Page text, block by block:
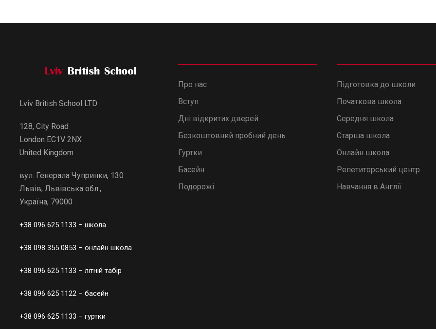
n
a
i
v
e
Lviv British School LTD
128, City Road
London EC1V 2NX
United Kingdom
вул. Генерала Чупринки, 130
Львів, Львівська обл.,
Україна, 79000
+38 096 625 1133 – школа
+38 098 355 0853 – онлайн школа
+38 096 625 1133 – літній табір
+38 096 625 1122 – басейн
+38 096 625 1133 – гуртки
Про нас
Вступ
Дні відкритих дверей
Безкоштовний пробний день
Гуртки
Басейн
Подорожі
Підготовка до школи
Початкова школа
Середня школа
Старша школа
Онлайн школа
Репетиторський центр
Навчання в Англії